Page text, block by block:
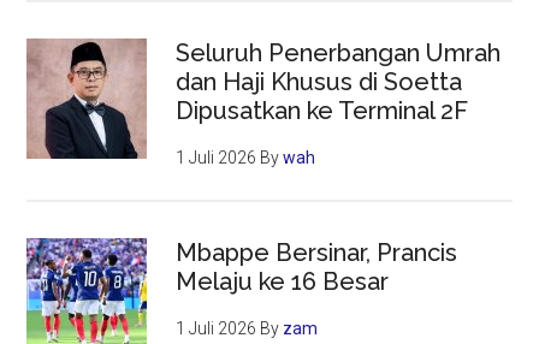
Seluruh Penerbangan Umrah
dan Haji Khusus di Soetta
Dipusatkan ke Terminal 2F
1 Juli 2026 Bywah
Mbappe Bersinar, Prancis
Melaju ke 16 Besar
1 Juli 2026 By zam